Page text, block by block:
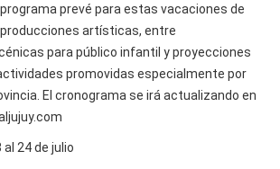
prevé para estas vacaciones de
artísticas, entre
para público infantil y proyecciones
promovidas especialmente por
El cronograma se irá actualizando en
24 de julio